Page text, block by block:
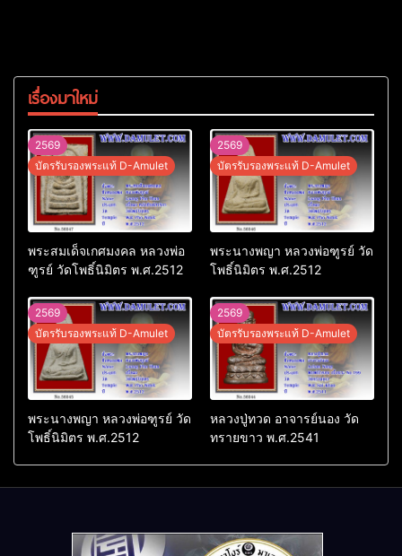
เรื่องมาใหม่
2569
บัตรรับรองพระแท้ D-Amulet
พระสมเด็จเกศมงคล หลวงพ่อ
ฑูรย์ วัดโพธิ์นิมิตร พ.ศ.2512
2569
บัตรรับรองพระแท้ D-Amulet
พระนางพญา หลวงพ่อฑูรย์ วัด
โพธิ์นิมิตร พ.ศ.2512
2569
บัตรรับรองพระแท้ D-Amulet
พระนางพญา หลวงพ่อฑูรย์ วัด
โพธิ์นิมิตร พ.ศ.2512
2569
บัตรรับรองพระแท้ D-Amulet
หลวงปู่ทวด อาจารย์นอง วัด
ทรายขาว พ.ศ.2541